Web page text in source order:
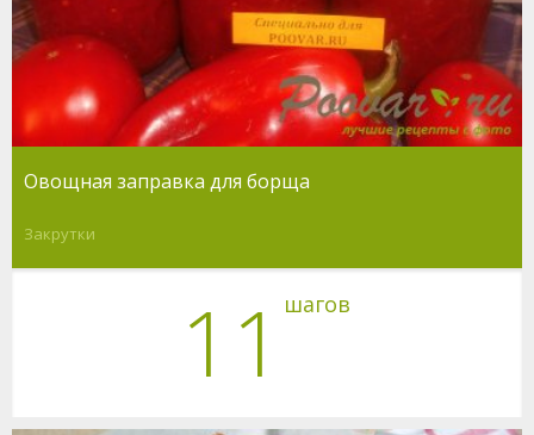
Овощная заправка для борща
Закрутки
11 шагов